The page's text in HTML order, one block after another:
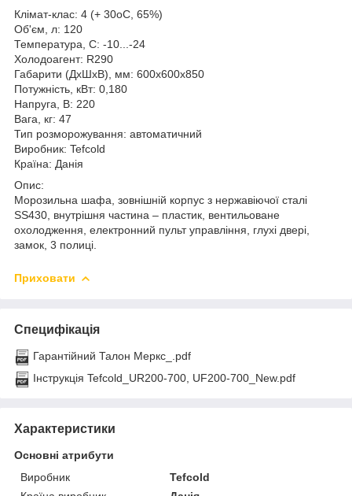
Клімат-клас: 4 (+ 30оС, 65%)
Об'єм, л: 120
Температура, С: -10...-24
Холодоагент: R290
Габарити (ДхШхВ), мм: 600x600x850
Потужність, кВт: 0,180
Напруга, В: 220
Вага, кг: 47
Тип розморожування: автоматичний
Виробник: Tefcold
Країна: Данія
Опис:
Морозильна шафа, зовнішній корпус з нержавіючої сталі
SS430, внутрішня частина – пластик, вентильоване
охолодження, електронний пульт управління, глухі двері,
замок, 3 полиці.
Приховати
Специфікація
Гарантійний Талон Меркс_.pdf
Інструкція Tefcold_UR200-700, UF200-700_New.pdf
Характеристики
Основні атрибути
Виробник
Tefcold